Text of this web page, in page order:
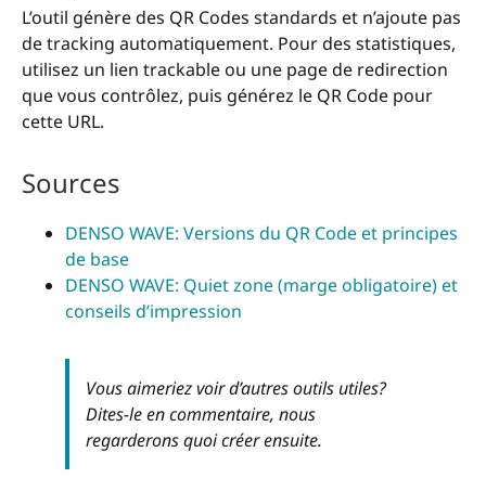
L’outil génère des QR Codes standards et n’ajoute pas
de tracking automatiquement. Pour des statistiques,
utilisez un lien trackable ou une page de redirection
que vous contrôlez, puis générez le QR Code pour
cette URL.
Sources
DENSO WAVE: Versions du QR Code et principes
de base
DENSO WAVE: Quiet zone (marge obligatoire) et
conseils d’impression
Vous aimeriez voir d’autres outils utiles?
Dites-le en commentaire, nous
regarderons quoi créer ensuite.